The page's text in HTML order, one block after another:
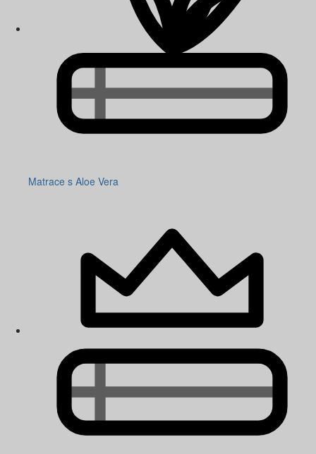
Matrace s Aloe Vera